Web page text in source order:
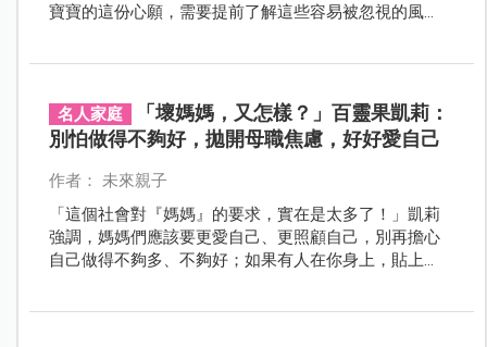
寶寶的這份心願，需要提前了解這些容易被忽視的風
本刊特別邀請臺大醫院婦產部產科主任施景中醫師解析
RSV的威脅與預防方式，及早為寶寶建立保護力。
名人家庭
「壞媽媽，又怎樣？」百靈果凱莉：
別怕做得不夠好，拋開母職焦慮，好好愛自己
作者： 未來親子
「這個社會對『媽媽』的要求，實在是太多了！」凱莉
強調，媽媽們應該要更愛自己、更照顧自己，別再擔心
自己做得不夠多、不夠好；如果有人在你身上，貼上